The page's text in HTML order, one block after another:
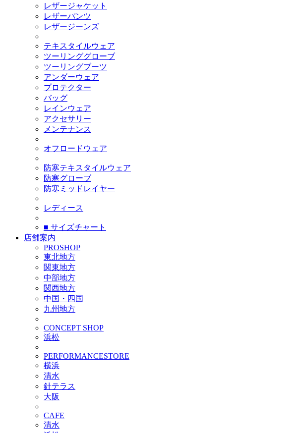
レザージャケット
レザーパンツ
レザージーンズ
テキスタイルウェア
ツーリンググローブ
ツーリングブーツ
アンダーウェア
プロテクター
バッグ
レインウェア
アクセサリー
メンテナンス
オフロードウェア
防寒テキスタイルウェア
防寒グローブ
防寒ミッドレイヤー
レディース
■ サイズチャート
店舗案内
PROSHOP
東北地方
関東地方
中部地方
関西地方
中国・四国
九州地方
CONCEPT SHOP
浜松
PERFORMANCESTORE
横浜
清水
針テラス
大阪
CAFE
清水